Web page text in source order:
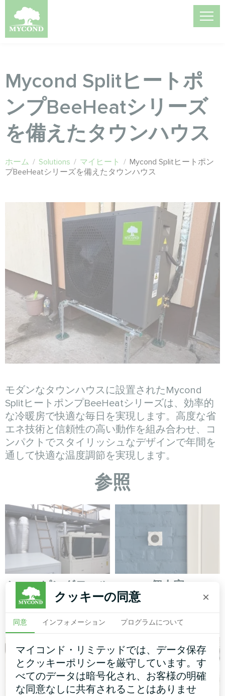
Mycond Splitヒートポ
ンプBeeHeatシリーズ
を備えたタウンハウス
ホーム / Solutions / マイヒート / Mycond Splitヒートポン
プBeeHeatシリーズを備えたタウンハウス
モダンなタウンハウスに設置されたMycond
SplitヒートポンプBeeHeatシリーズは、効率的
な冷暖房で快適な毎日を実現します。高度な省
エネ技術と信頼性の高い動作を組み合わせ、コ
ンパクトでスタイリッシュなデザインで年間を
通して快適な温度調節を実現します。
参照
ショッピングモール
モジュラーヒートポンプ
MCUシリーズ
個人宅
イコンドORBヒート
クッキーの同意 ×
同意 インフォメーション プログラムについて
マイコンド・リミテッドでは、データ保存
とクッキーポリシーを厳守しています。す
べてのデータは暗号化され、お客様の明確
な同意なしに共有されることはありませ